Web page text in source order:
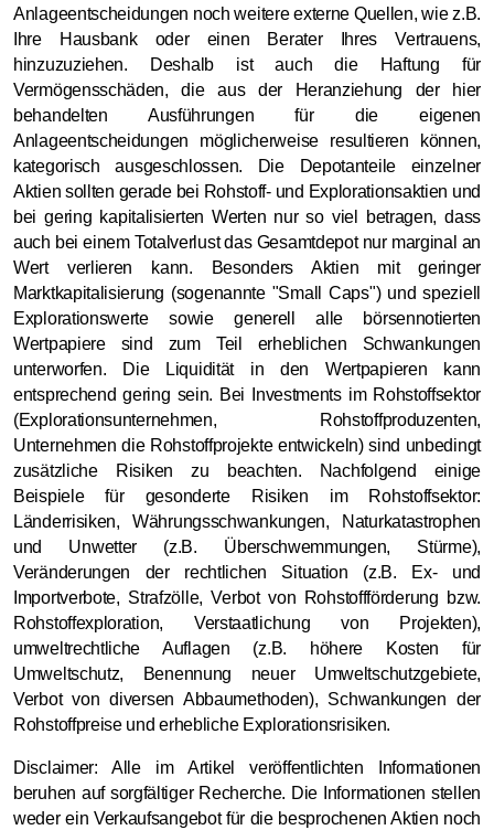
Anlageentscheidungen noch weitere externe Quellen, wie z.B.
Ihre Hausbank oder einen Berater Ihres Vertrauens,
hinzuzuziehen. Deshalb ist auch die Haftung für
Vermögensschäden, die aus der Heranziehung der hier
behandelten Ausführungen für die eigenen
Anlageentscheidungen möglicherweise resultieren können,
kategorisch ausgeschlossen. Die Depotanteile einzelner
Aktien sollten gerade bei Rohstoff- und Explorationsaktien und
bei gering kapitalisierten Werten nur so viel betragen, dass
auch bei einem Totalverlust das Gesamtdepot nur marginal an
Wert verlieren kann. Besonders Aktien mit geringer
Marktkapitalisierung (sogenannte "Small Caps") und speziell
Explorationswerte sowie generell alle börsennotierten
Wertpapiere sind zum Teil erheblichen Schwankungen
unterworfen. Die Liquidität in den Wertpapieren kann
entsprechend gering sein. Bei Investments im Rohstoffsektor
(Explorationsunternehmen, Rohstoffproduzenten,
Unternehmen die Rohstoffprojekte entwickeln) sind unbedingt
zusätzliche Risiken zu beachten. Nachfolgend einige
Beispiele für gesonderte Risiken im Rohstoffsektor:
Länderrisiken, Währungsschwankungen, Naturkatastrophen
und Unwetter (z.B. Überschwemmungen, Stürme),
Veränderungen der rechtlichen Situation (z.B. Ex- und
Importverbote, Strafzölle, Verbot von Rohstoffförderung bzw.
Rohstoffexploration, Verstaatlichung von Projekten),
umweltrechtliche Auflagen (z.B. höhere Kosten für
Umweltschutz, Benennung neuer Umweltschutzgebiete,
Verbot von diversen Abbaumethoden), Schwankungen der
Rohstoffpreise und erhebliche Explorationsrisiken.
Disclaimer: Alle im Artikel veröffentlichten Informationen
beruhen auf sorgfältiger Recherche. Die Informationen stellen
weder ein Verkaufsangebot für die besprochenen Aktien noch